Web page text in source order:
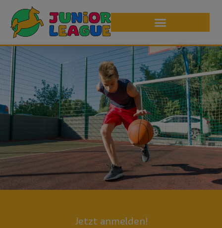
Jetzt anmelden!